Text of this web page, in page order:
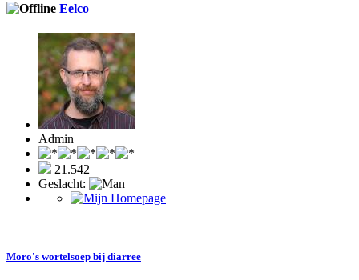
Eelco
Admin
21.542
Geslacht:
Moro's wortelsoep bij diarree